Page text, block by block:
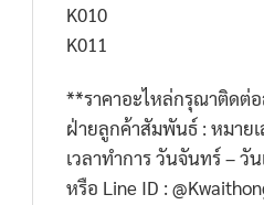
K010
K011
**ราคาอะไหล่กรุณาติดต่
ฝ่ายลูกค้าสัมพันธ์ : หมาย
เวลาทำการ วันจันทร์ – วัน
หรือ Line ID :